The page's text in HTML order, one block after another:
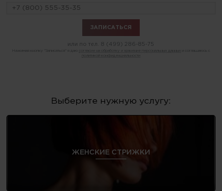
или по тел. 8 (499) 286-85-75
Нажимая кнопку "Записаться" я даю согласие на обработку и хранение персональных данных
политикой конфиденциальности
Выберите нужную услугу:
ЖЕНСКИЕ СТРИЖКИ